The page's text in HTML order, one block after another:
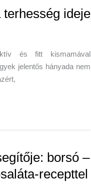
ideje
és fitt kismamával
jelentős hányada nem
borsó –
recepttel